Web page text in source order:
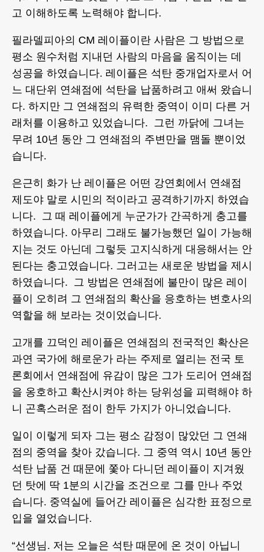
고 이해하도록 노력해야 합니다.
필라델피아의 CM 레이플이란 사람은 그 방법으로
평소 원수처럼 지내던 사람의 마음을 움직이는 데
성공을 하였습니다. 레이플은 석탄 중개업자로서 어
느 대단위 연쇄점에 석탄을 납품하려고 애써 왔습니
다. 하지만 그 연쇄점의 유력한 중역이 이미 다른 거
래처를 이용하고 있었습니다. 그런 까닭에 그녀는
무려 10년 동안 그 연쇄점의 주변만을 맴돌 뿐이었
습니다.
은근히 화가 난 레이플은 어떤 강연회에서 연쇄점
제도야 말로 시민의 적이라고 공격하기까지 하였습
니다. 그 때 레이플에게 누군가가 간곡하게 충고를
하였습니다. 아무리 그래도 불가능했던 일이 가능해
지는 것도 아닌데 그렇듯 고지식하게 대응해서는 안
된다는 충고였습니다. 그러고는 새로운 방법을 제시
하였습니다. 그 방법은 연쇄점에 불만이 많은 레이
플이 오히려 그 연쇄점의 확산을 응호하는 변호사의
역할을 해 보라는 것이었습니다.
고개를 끄덕인 레이플은 연쇄점의 전국적인 확산은
과연 국가에 해로운가 라는 주제로 열리는 전국 토
론회에서 연쇄점에 유감이 많은 그가 도리어 연쇄점
을 옹호하고 확산시켜야 하는 당위성을 피력해야 하
니 곤혹스러운 점이 한두 가지가 아니었습니다.
일이 이렇게 되자 그는 평소 감정이 많았던 그 연쇄
점의 중역을 찾아 갔습니다. 그 중역 역시 10년 동안
석탄 납품 건 때문에 쫓아 다니던 레이플이 지겨웠
던 탓에 딱 1분의 시간을 조건으로 그를 만나 주었
습니다. 중역실에 들어간 레이플은 심각한 표정으로
입을 열었습니다.
“선생님. 저는 오늘은 석탄 때문에 온 것이 아닙니